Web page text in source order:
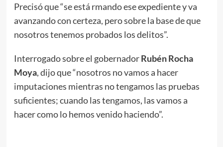
Precisó que “se está rmando ese expediente y va
avanzando con certeza, pero sobre la base de que
nosotros tenemos probados los delitos”.
Interrogado sobre el gobernadorRubén Rocha
Moya, dijo que “nosotros no vamos a hacer
imputaciones mientras no tengamos las pruebas
suficientes; cuando las tengamos, las vamos a
hacer como lo hemos venido haciendo”.